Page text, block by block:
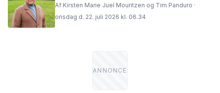
Af Kirsten Marie Juel Mouritzen og Tim Panduro ·
onsdag d. 22. juli 2026 kl. 06.34